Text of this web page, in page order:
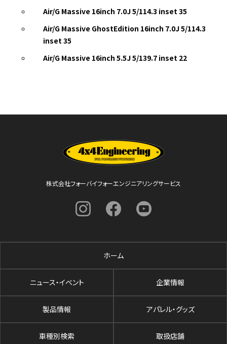
Air/G Massive 16inch 7.0J 5/114.3 inset 35
Air/G Massive GhostEdition 16inch 7.0J 5/114.3
inset 35
Air/G Massive 16inch 5.5J 5/139.7 inset 22
株式会社フォーバイフォーエンジニアリングサービス
ホーム
ニュース・イベント 企業情報
製品情報 アパレル・グッズ
車種別検索 取扱店舗